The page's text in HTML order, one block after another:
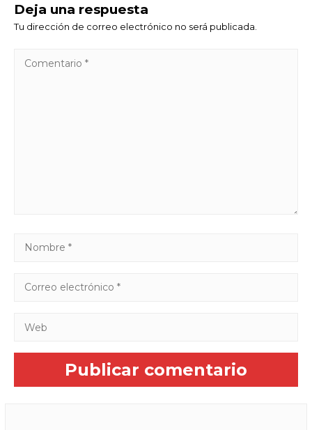
Deja una respuesta
Tu dirección de correo electrónico no será publicada.